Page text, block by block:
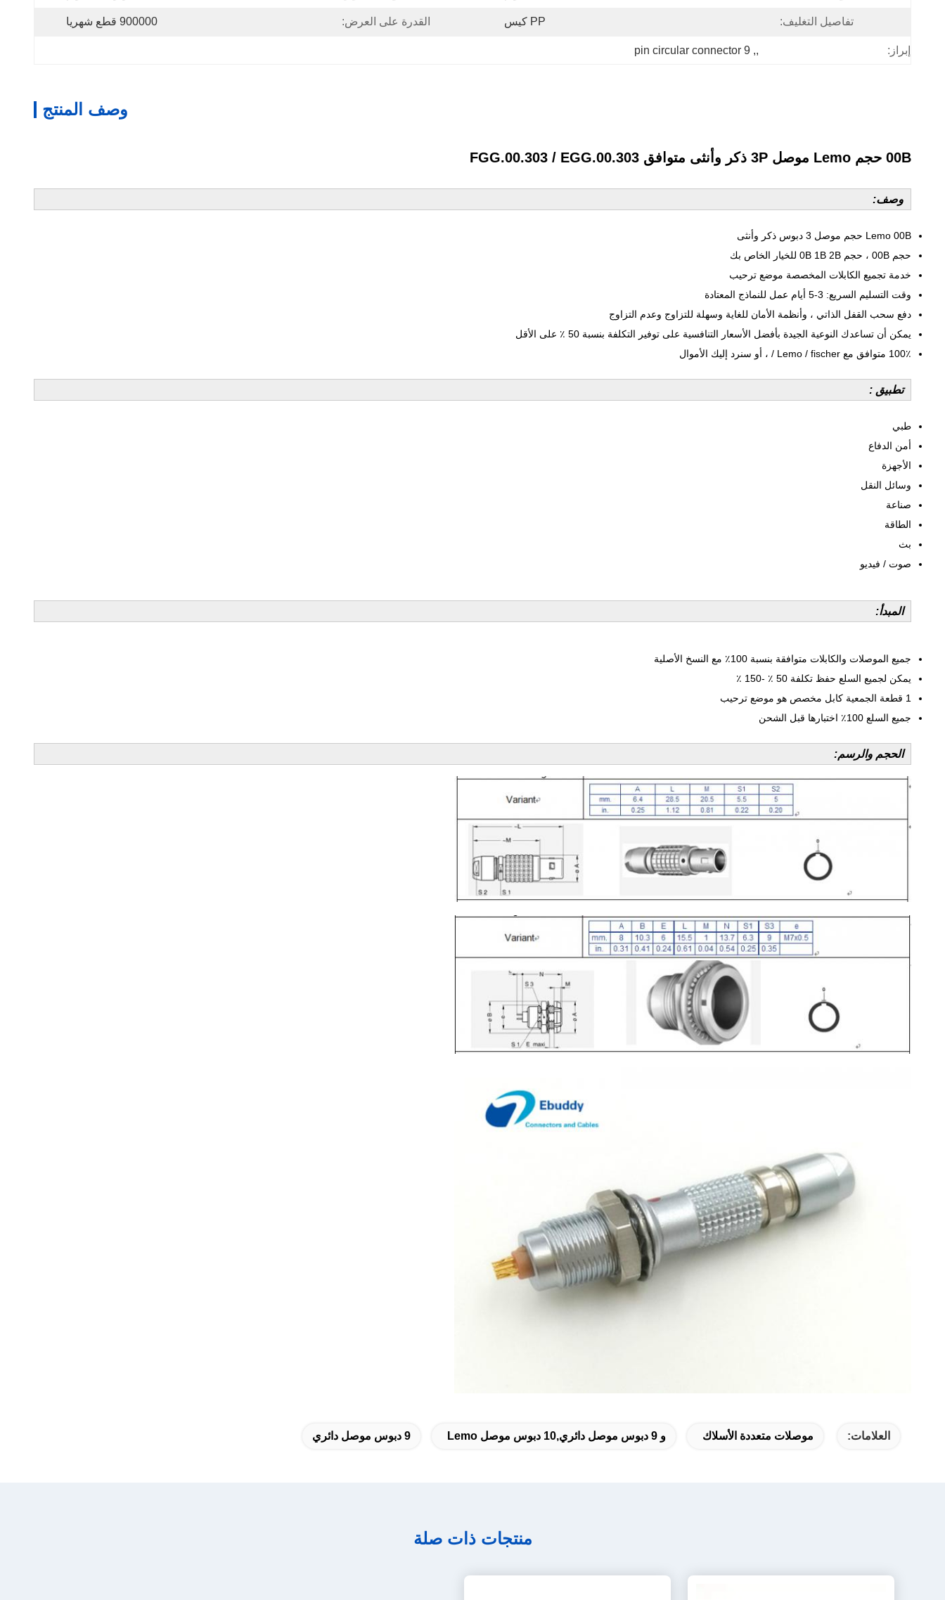
تفاصيل التغليف: PP كيس القدرة على العرض: 900000 قطع شهريا
إبراز: ,
,
9 pin circular connector
وصف المنتج
00B حجم Lemo موصل 3P ذكر وأنثى متوافق FGG.00.303 / EGG.00.303
وصف:
Lemo 00B حجم موصل 3 دبوس ذكر وأنثى
حجم 00B ، حجم 0B 1B 2B للخيار الخاص بك
خدمة تجميع الكابلات المخصصة موضع ترحيب
وقت التسليم السريع: 3-5 أيام عمل للنماذج المعتادة
دفع سحب القفل الذاتي ، وأنظمة الأمان للغاية وسهلة للتزاوج وعدم التزاوج
يمكن أن تساعدك النوعية الجيدة بأفضل الأسعار التنافسية على توفير التكلفة بنسبة 50 ٪ على الأقل
100٪ متوافق مع Lemo / fischer / ، أو سنرد إليك الأموال
تطبيق :
طبي
أمن الدفاع
الأجهزة
وسائل النقل
صناعة
الطاقة
بث
صوت / فيديو
المبدأ:
جميع الموصلات والكابلات متوافقة بنسبة 100٪ مع النسخ الأصلية
يمكن لجميع السلع حفظ تكلفة 50 ٪ -150 ٪
1 قطعة الجمعية كابل مخصص هو موضع ترحيب
جميع السلع 100٪ اختبارها قبل الشحن
الحجم والرسم:
العلامات: موصلات متعددة الأسلاك و 9 دبوس موصل دائري,10 دبوس موصل Lemo 9 دبوس موصل دائري
منتجات ذات صلة